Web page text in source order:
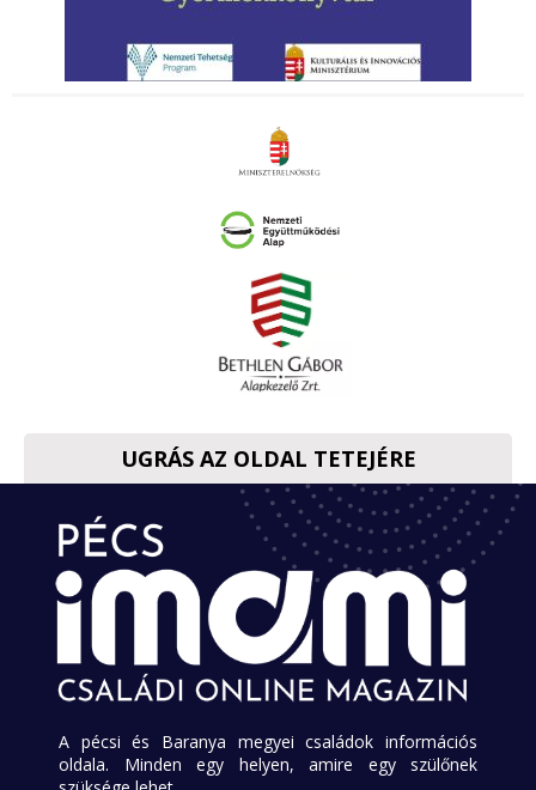
UGRÁS AZ OLDAL TETEJÉRE
A pécsi és Baranya megyei családok információs
oldala. Minden egy helyen, amire egy szülőnek